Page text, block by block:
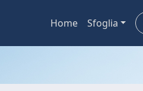
Home Sfoglia